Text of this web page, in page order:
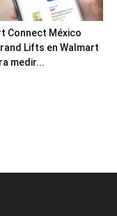
Connect México
Lifts en Walmart
medir...